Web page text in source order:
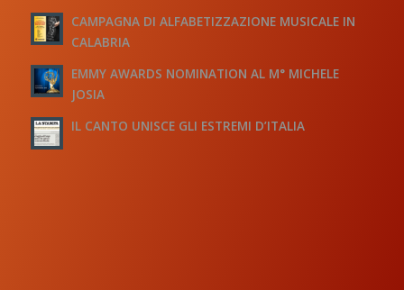
CAMPAGNA DI ALFABETIZZAZIONE MUSICALE IN
CALABRIA
EMMY AWARDS NOMINATION AL M° MICHELE
JOSIA
IL CANTO UNISCE GLI ESTREMI D’ITALIA